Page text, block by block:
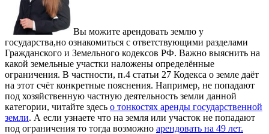
Вы можите арендовать землю у
государства,но ознакомиться с ответствующими разделами
Гражданского и Земельного кодексов РФ. Важно выяснить на
какой земельные участки наложены определённые
ограничения. В частности, п.4 статьи 27 Кодекса о земле даёт
на этот счёт конкретные пояснения. Например, не попадают
под хозяйственную частную деятельность земли данной
категории, читайте здесь о тонкостях аренды государственной
земли. А если узнаете что на земля или участок не попадают
под ограничения то тогда возможно арендовать на 49 лет.